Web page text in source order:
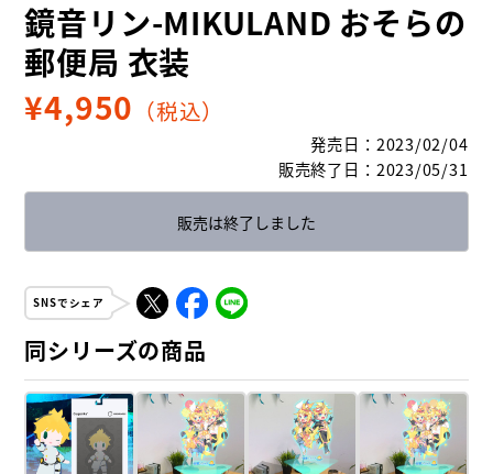
鏡音リン-MIKULAND おそらの
郵便局 衣装
¥4,950 （税込）
発売日 ： 2023/02/04
販売終了日 ： 2023/05/31
販売は終了しました
SNSでシェア
同シリーズの商品